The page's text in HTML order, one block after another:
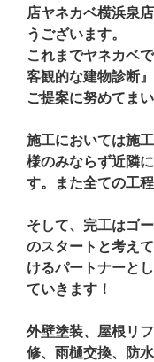
店ヤネカベ横浜泉
うございます。
これまでヤネカベ
客観的な建物診断
ご提案に努めてまい
施工においては施
様のみならず近隣
す。また全ての工
そして、完工はゴ
のスタートと考え
けるパートナーと
ていきます！
外壁塗装、屋根リ
修、雨樋交換、防